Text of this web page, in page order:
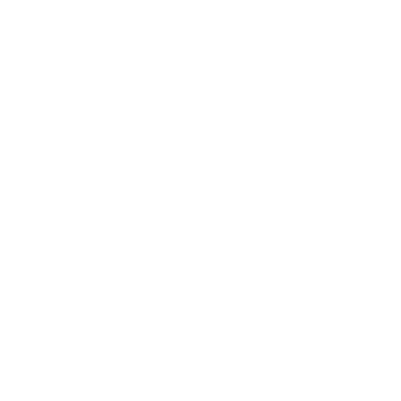
です。
ありません。
です。